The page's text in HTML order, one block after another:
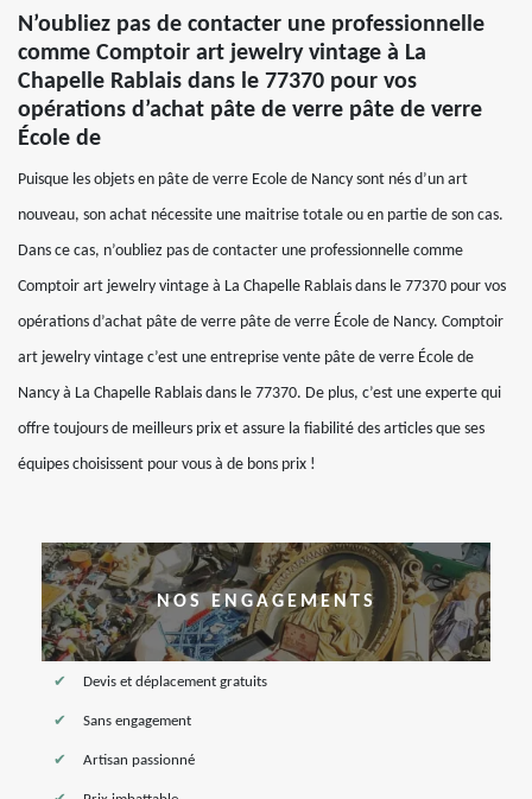
N’oubliez pas de contacter une professionnelle
comme Comptoir art jewelry vintage à La
Chapelle Rablais dans le 77370 pour vos
opérations d’achat pâte de verre pâte de verre
École de
Puisque les objets en pâte de verre Ecole de Nancy sont nés d’un art
nouveau, son achat nécessite une maitrise totale ou en partie de son cas.
Dans ce cas, n’oubliez pas de contacter une professionnelle comme
Comptoir art jewelry vintage à La Chapelle Rablais dans le 77370 pour vos
opérations d’achat pâte de verre pâte de verre École de Nancy. Comptoir
art jewelry vintage c’est une entreprise vente pâte de verre École de
Nancy à La Chapelle Rablais dans le 77370. De plus, c’est une experte qui
offre toujours de meilleurs prix et assure la fiabilité des articles que ses
équipes choisissent pour vous à de bons prix !
NOS ENGAGEMENTS
Devis et déplacement gratuits
Sans engagement
Artisan passionné